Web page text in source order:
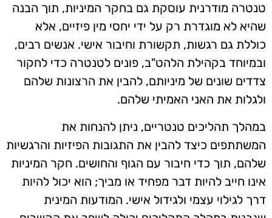
טנטרה מודרנית עוסקת גם בחקר המיניות, תוך הבנה
שהיא לא מוגדרת רק על ידי יחסי מין פיזיים, אלא
כוללת גם רגשות, תקשורת וחיבור אישי. אנשים רבים,
ובמיוחד בקהילת הלהט"ב, פונים לטנטרה כדי לחקור
צדדים שונים של מיניותם, להבין את הרצונות שלהם
ולגלות את האני האמיתי שלהם.
במהלך תהליכים טנטריים, ניתן להנחות את
המשתתפים כיצד להבין את התגובות הפיזיות והרגשיות
שלהם, תוך כדי חיבור עם הגוף והחושים. חקר המיניות
אינו חייב להיות דבר מפחיד או מביך; הוא יכול להיות
דרך לגילוי עצמי ולגידול אישי. המודעות המינית